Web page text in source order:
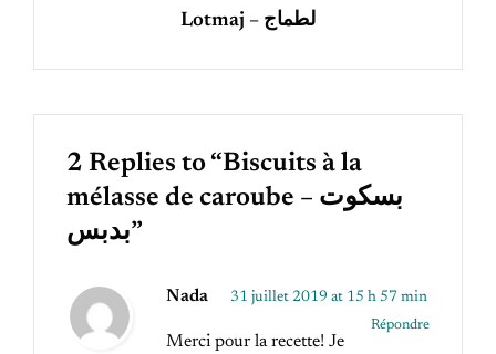
Lotmaj – لطماج
2 Replies to “Biscuits à la
mélasse de caroube – بسكوت
بدبس”
Nada 31 juillet 2019 at 15 h 57 min
Répondre
Merci pour la recette! Je